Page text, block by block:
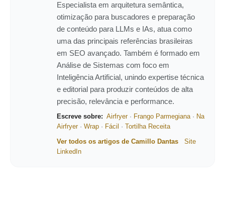
Especialista em arquitetura semântica,
otimização para buscadores e preparação
de conteúdo para LLMs e IAs, atua como
uma das principais referências brasileiras
em SEO avançado. Também é formado em
Análise de Sistemas com foco em
Inteligência Artificial, unindo expertise técnica
e editorial para produzir conteúdos de alta
precisão, relevância e performance.
Escreve sobre: Airfryer· Frango Parmegiana· Na
Airfryer· Wrap · Fácil · Tortilha Receita
Ver todos os artigos de Camillo Dantas
Site
LinkedIn